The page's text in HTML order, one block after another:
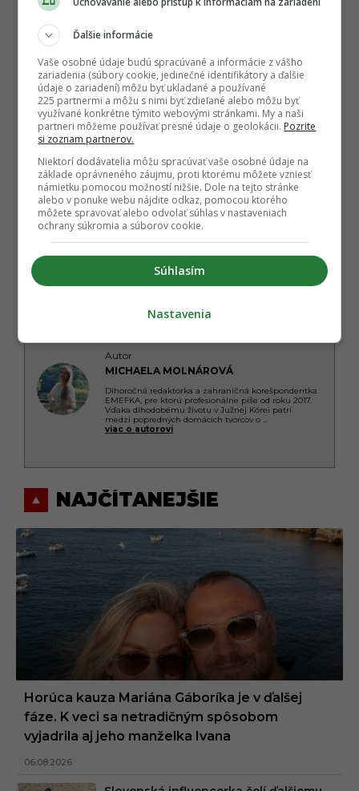
Autor
MICHAELA MOLNÁROVÁ
Dlhoročná redaktorka a zahraničná korešpondentka
EMEFKA, pre ktorú profesionálne píše od roku 2017.
Vďaka dlhodobému životu v Južnej Kórei patrí
medzi popredných domácich tvorcov o ...
viac o autorovi
NAJČÍTANEJŠIE
Horúca kauza Mariána Gáboríka je v ďalšej
fáze. K veci sa netradičným spôsobom
vyjadrila aj jeho manželka Ivana
06.08.2026
Ďalšie informácie
Vaše osobné údaje budú spracúvané a informácie z vášho
zariadenia (súbory cookie, jedinečné identifikátory a ďalšie
údaje o zariadení) môžu byť ukladané a používané
225 partnermi a môžu s nimi byť zdieľané alebo môžu byť
využívané konkrétne týmito webovými stránkami. My a naši
partneri môžeme používať presné údaje o geolokácii. Pozrite
si zoznam partnerov.
Niektorí dodávatelia môžu spracúvať vaše osobné údaje na
základe oprávneného záujmu, proti ktorému môžete vzniesť
námietku pomocou možností nižšie. Dole na tejto stránke
alebo v ponuke webu nájdite odkaz, pomocou ktorého
môžete spravovať alebo odvolať súhlas v nastaveniach
ochrany súkromia a súborov cookie.
Súhlasím
Nastavenia